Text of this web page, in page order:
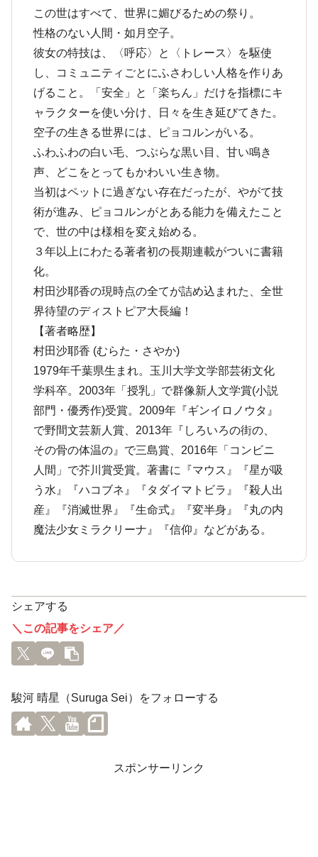
この世はすべて、世界に媚びるための祭り。
性格のない人間・如月空子。
彼女の特技は、〈呼応〉と〈トレース〉を駆使
し、コミュニティごとにふさわしい人格を作りあ
げること。「安全」と「楽ちん」だけを指標にキ
ャラクターを使い分け、日々を生き延びてきた。
空子の生きる世界には、ピョコルンがいる。
ふわふわの白い毛、つぶらな黒い目、甘い鳴き
声、どこをとってもかわいい生き物。
当初はペットに過ぎない存在だったが、やがて技
術が進み、ピョコルンがとある能力を備えたこと
で、世の中は様相を変え始める。
３年以上にわたる著者初の長期連載がついに書籍
化。
村田沙耶香の現時点の全てが詰め込まれた、全世
界待望のディストピア大長編！
【著者略歴】
村田沙耶香 (むらた・さやか)
1979年千葉県生まれ。玉川大学文学部芸術文化
学科卒。2003年「授乳」で群像新人文学賞(小説
部門・優秀作)受賞。2009年『ギンイロノウタ』
で野間文芸新人賞、2013年『しろいろの街の、
その骨の体温の』で三島賞、2016年「コンビニ
人間」で芥川賞受賞。著書に『マウス』『星が吸
う水』『ハコブネ』『タダイマトビラ』『殺人出
産』『消滅世界』『生命式』『変半身』『丸の内
魔法少女ミラクリーナ』『信仰』などがある。
シェアする
＼この記事をシェア／
駿河 晴星（Suruga Sei）をフォローする
スポンサーリンク